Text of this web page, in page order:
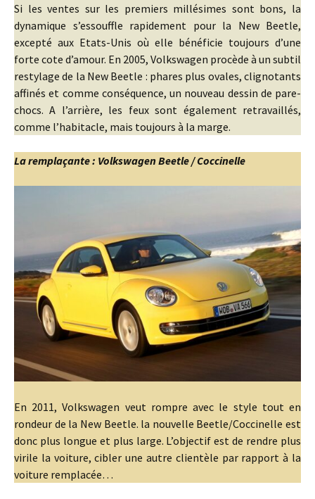
Si les ventes sur les premiers millésimes sont bons, la
dynamique s’essouffle rapidement pour la New Beetle,
excepté aux Etats-Unis où elle bénéficie toujours d’une
forte cote d’amour. En 2005, Volkswagen procède à un subtil
restylage de la New Beetle : phares plus ovales, clignotants
affinés et comme conséquence, un nouveau dessin de pare-
chocs. A l’arrière, les feux sont également retravaillés,
comme l’habitacle, mais toujours à la marge.
La remplaçante : Volkswagen Beetle / Coccinelle
En 2011, Volkswagen veut rompre avec le style tout en
rondeur de la New Beetle. la nouvelle Beetle/Coccinelle est
donc plus longue et plus large. L’objectif est de rendre plus
virile la voiture, cibler une autre clientèle par rapport à la
voiture remplacée…